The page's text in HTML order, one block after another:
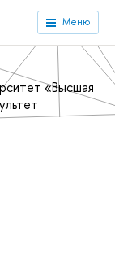
Меню
«Высшая